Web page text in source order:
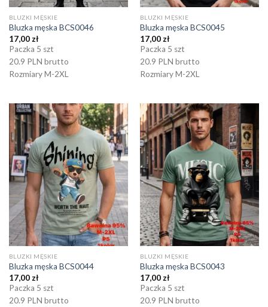
BLUZKI MĘSKIE
Bluzka męska BCS0046
17,00 zł
Paczka 5 szt
20.9 PLN brutto
Rozmiary M-2XL
BLUZKI MĘSKIE
Bluzka męska BCS0045
17,00 zł
Paczka 5 szt
20.9 PLN brutto
Rozmiary M-2XL
BLUZKI MĘSKIE
Bluzka męska BCS0044
17,00 zł
Paczka 5 szt
20.9 PLN brutto
BLUZKI MĘSKIE
Bluzka męska BCS0043
17,00 zł
Paczka 5 szt
20.9 PLN brutto